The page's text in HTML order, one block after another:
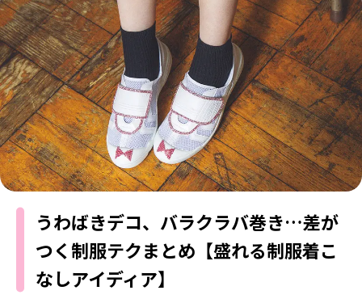
ファッションニュース
モデル私服
着回し
着痩せ
BEAUTY
ビューティニュース
トレンドメイク
ベストコスメ
ヘアアレンジ・ヘアケア
スキンケア
ボディケア
SCHOOL
スクールニュース
制服コーデ
学校ヘアメイク
勉強・受験・進路
ENTERTAINMENT
エンタメニュース
なにわ男子
K-POP
LIFESTYLE
ライフスタイルニュース
JKランキング・アワード
モデルの購入品
おでかけ
お悩み相談
JK TREND
JKトレンドニュース
MODELS
MODEL'S BLOG
TikTok
Instagram
うわばきデコ、バラクラバ巻き…差が
つく制服テクまとめ【盛れる制服着こ
なしアイディア】